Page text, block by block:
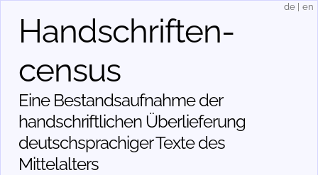
Handschriften­
census
Eine Bestandsaufnahme der
handschriftlichen Über­lieferung
deutschsprachiger Texte des
Mittelalters
de en